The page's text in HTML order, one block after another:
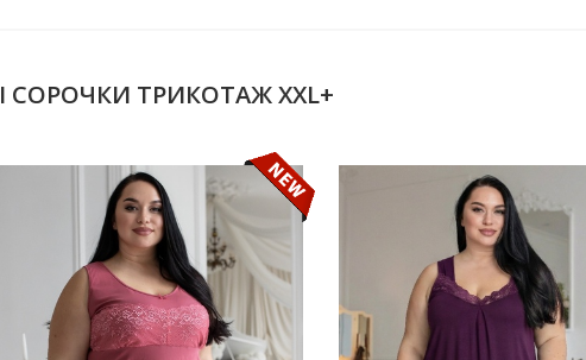
СОРОЧКИ ТРИКОТАЖ XXL+